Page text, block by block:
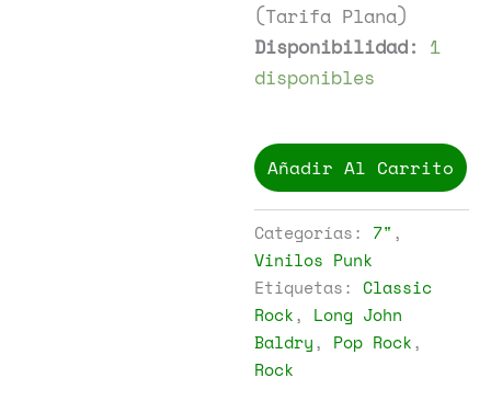
(Tarifa Plana)
Disponibilidad: 1
disponibles
John
Baldry
Que
Las
Penas
Del
Corazon
Empiecen
/
Señor
Añadir Al Carrito
Categorías: 7" ,
Vinilos Punk
Etiquetas: Classic
Rock, Long John
Baldry, Pop Rock,
Rock